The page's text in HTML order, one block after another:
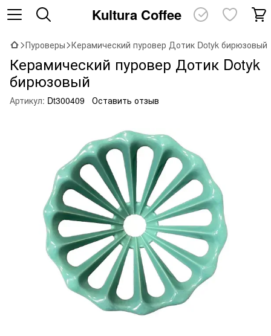
Kultura Coffee
Пуроверы Керамический пуровер Дотик Dotyk бирюзовый
Керамический пуровер Дотик Dotyk
бирюзовый
Артикул: Dt300409 Оставить отзыв